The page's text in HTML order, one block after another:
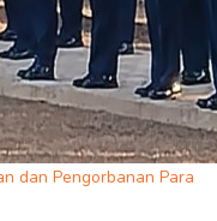
dan Pengorbanan Para